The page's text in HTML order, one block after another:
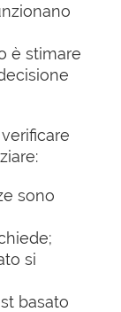
è stimare
sono
si
basato